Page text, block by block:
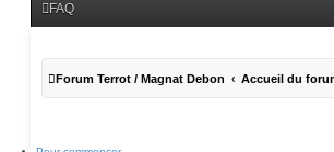
FAQ
Forum Terrot / Magnat Debon Accueil du